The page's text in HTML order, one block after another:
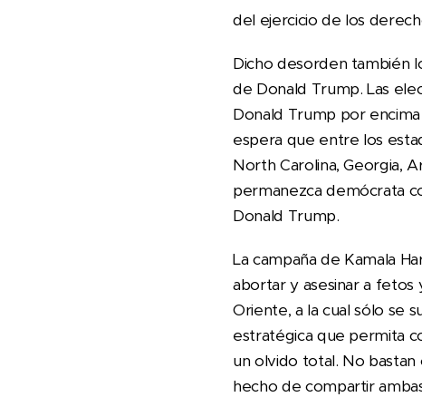
del ejercicio de los
Dicho desorden también
de Donald Trump. Las
Donald Trump por
espera que entre los
North Carolina, Georgia,
permanezca demócrata
Donald Trump.
La campaña de Kamala
abortar y asesinar a fetos
Oriente, a la cual sólo se
estratégica que permita
un olvido total. No
hecho de compartir